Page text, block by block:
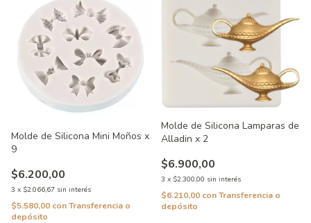
Molde de Silicona Mini Moños x
9
$6.200,00
3 x $2.066,67 sin interés
$5.580,00 conTransferencia o
depósito
Molde de Silicona Lamparas de
Alladin x 2
$6.900,00
3 x $2.300,00 sin interés
$6.210,00 conTransferencia o
depósito